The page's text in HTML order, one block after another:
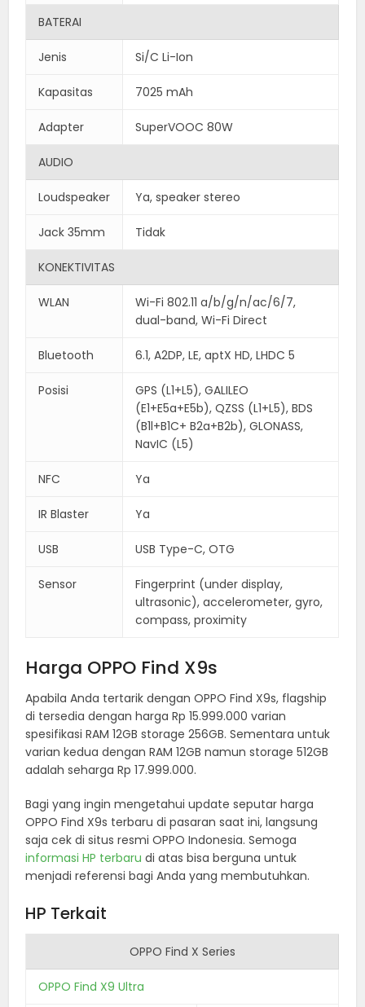
BATERAI
Jenis Si/C Li-Ion
Kapasitas 7025 mAh
Adapter SuperVOOC 80W
AUDIO
Loudspeaker Ya, speaker stereo
Jack 35mm Tidak
KONEKTIVITAS
WLAN
Wi-Fi 802.11 a/b/g/n/ac/6/7,
dual-band, Wi-Fi Direct
Bluetooth 6.1, A2DP, LE, aptX HD, LHDC 5
Posisi
GPS (L1+L5), GALILEO
(E1+E5a+E5b), QZSS (L1+L5), BDS
(B1l+B1C+ B2a+B2b), GLONASS,
NavIC (L5)
NFC Ya
IR Blaster Ya
USB USB Type-C, OTG
Sensor
Fingerprint (under display,
ultrasonic), accelerometer, gyro,
compass, proximity
Harga OPPO Find X9s
Apabila Anda tertarik dengan OPPO Find X9s, flagship
di tersedia dengan harga Rp 15.999.000 varian
spesifikasi RAM 12GB storage 256GB. Sementara untuk
varian kedua dengan RAM 12GB namun storage 512GB
adalah seharga Rp 17.999.000.
Bagi yang ingin mengetahui update seputar harga
OPPO Find X9s terbaru di pasaran saat ini, langsung
saja cek di situs resmi OPPO Indonesia. Semoga
informasi HP terbaru di atas bisa berguna untuk
menjadi referensi bagi Anda yang membutuhkan.
HP Terkait
OPPO Find X Series
OPPO Find X9 Ultra